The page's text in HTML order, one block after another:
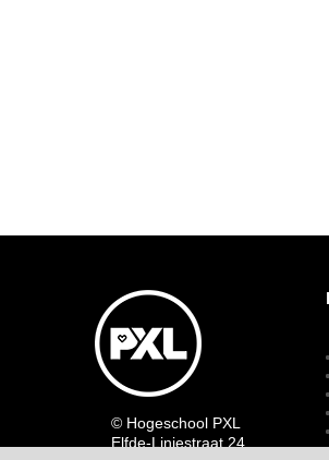
© Hogeschool PXL
Elfde-Liniestraat 24